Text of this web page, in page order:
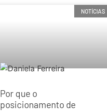
NOTÍCIAS
Por que o
posicionamento de